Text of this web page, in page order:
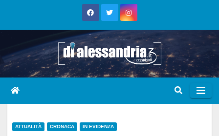
ATTUALITÀ CRONACA IN EVIDENZA